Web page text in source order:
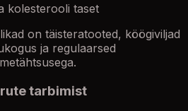
kolesterooli taset
on täisteratooted, köögiviljad
ja regulaarsed
tarbimist